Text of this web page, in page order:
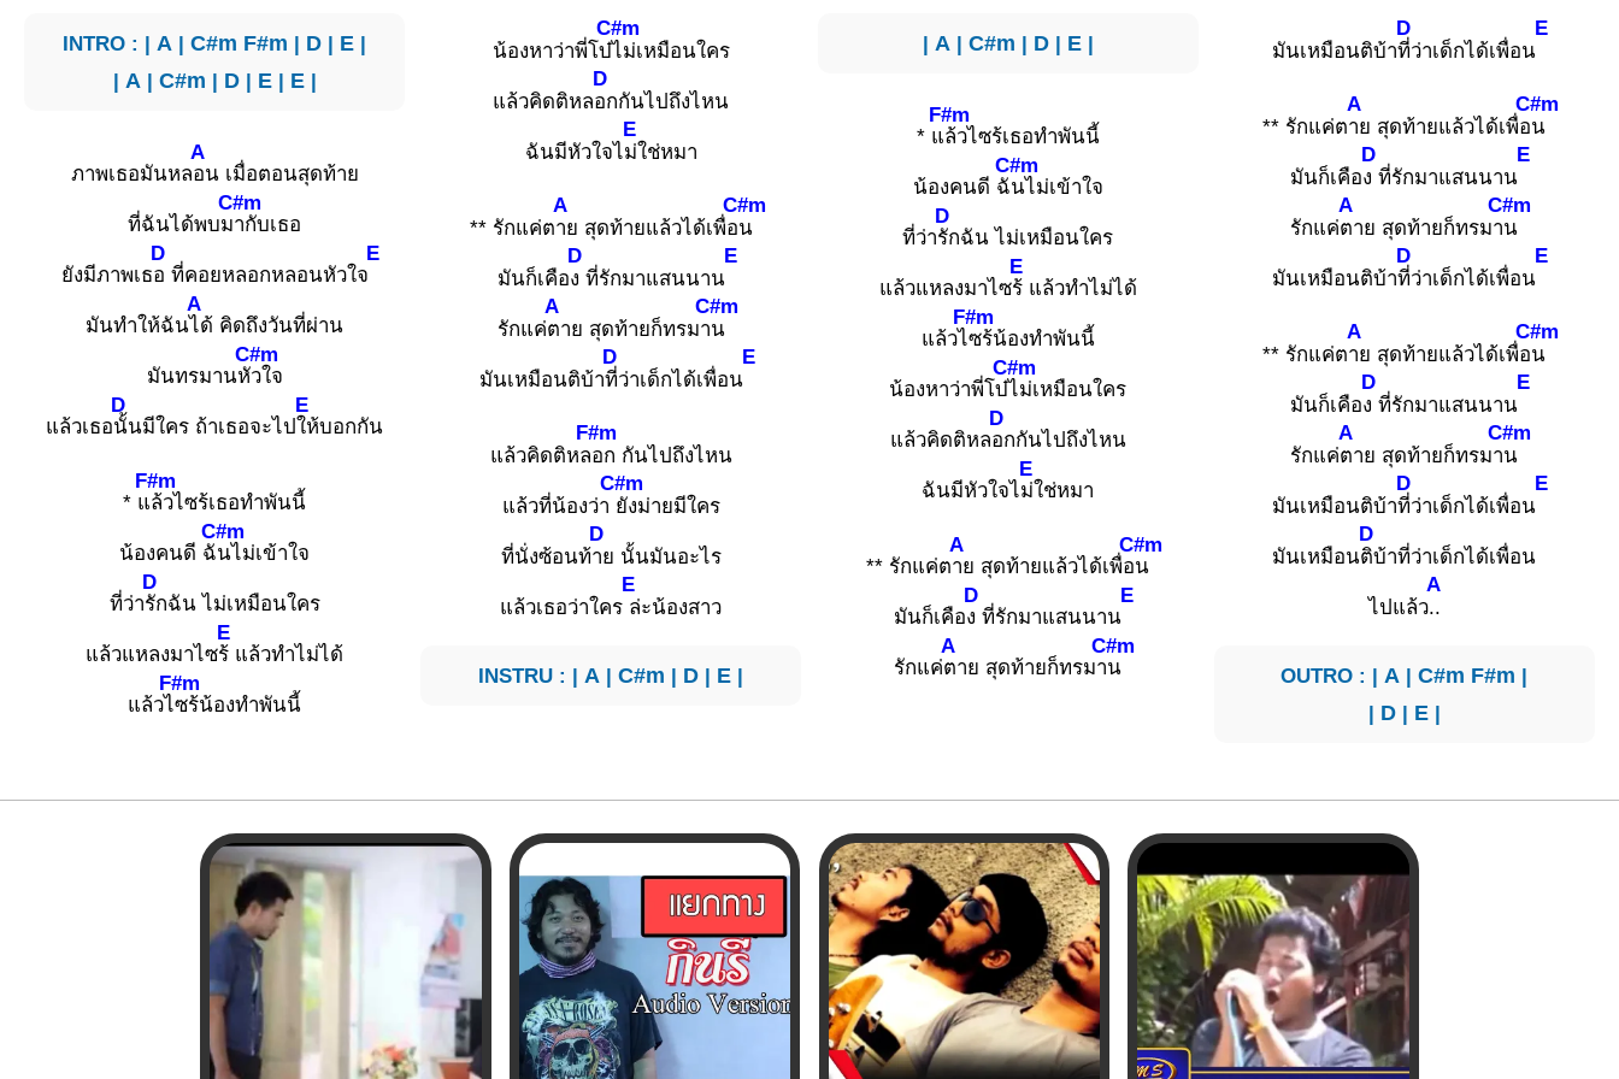
INTRO : | A |C#m F#m | D | E |
| A | C#m | D| E| E|
ภาพเธอมันหล
A
อน เมื่อตอนสุดท้าย
ที่ฉันได้พบม
C#m
ากับเธอ
ยังมีภาพเธ
D
อ ที่คอยหลอกหลอนหัวใจ
E
มันทำให้ฉัน
A
ได้ คิดถึงวันที่ผ่าน
มันทรมานหั
C#m
วใจ
แล้วเธอ
D
นั้นมีใคร ถ้าเธอจะไป
E
ให้บอกกัน
* แ
F#m
ล้วไซร้เธอทำพันนี้
น้องคนดี ฉั
C#m
นไม่เข้าใจ
ที่ว่า
D
รักฉัน ไม่เหมือนใคร
แล้วแหลงมาไซ
E
ร้ แล้วทำไม่ได้
แล้วไ
F#m
ซร้น้องทำพันนี้
น้องหาว่าพี่โบ๋
C#m
ไม่เหมือนใคร
แล้วคิดติหล
D
อกกันไปถึงไหน
ฉันมีหัวใจไ
E
ม่ใช่หมา
** รักแค่ต
A
าย สุดท้ายแล้วได้เพื่อ
C#m
น
มันก็เคือ
D
ง ที่รักมาแสนนาน
E
รักแค่
A
ตาย สุดท้ายก็ทรมา
C#m
น
มันเหมือนติบ้า
D
ที่ว่าเด็กได้เพื่อน
E
แล้วคิดติหล
F#m
อก กันไปถึงไหน
แล้วที่น้องว่า
C#m
ยังม่ายมีใคร
ที่นั่งซ้อนท้
D
าย นั้นมันอะไร
แล้วเธอว่าใคร
E
ล่ะน้องสาว
INSTRU : | A |C#m | D | E |
| A | C#m | D| E|
* แ
F#m
ล้วไซร้เธอทำพันนี้
น้องคนดี ฉั
C#m
นไม่เข้าใจ
ที่ว่า
D
รักฉัน ไม่เหมือนใคร
แล้วแหลงมาไซ
E
ร้ แล้วทำไม่ได้
แล้วไ
F#m
ซร้น้องทำพันนี้
น้องหาว่าพี่โบ๋
C#m
ไม่เหมือนใคร
แล้วคิดติหล
D
อกกันไปถึงไหน
ฉันมีหัวใจไ
E
ม่ใช่หมา
** รักแค่ต
A
าย สุดท้ายแล้วได้เพื่อ
C#m
น
มันก็เคือ
D
ง ที่รักมาแสนนาน
E
รักแค่
A
ตาย สุดท้ายก็ทรมา
C#m
น
มันเหมือนติบ้า
D
ที่ว่าเด็กได้เพื่อน
E
** รักแค่ต
A
าย สุดท้ายแล้วได้เพื่อ
C#m
น
มันก็เคือ
D
ง ที่รักมาแสนนาน
E
รักแค่
A
ตาย สุดท้ายก็ทรมา
C#m
น
มันเหมือนติบ้า
D
ที่ว่าเด็กได้เพื่อน
E
** รักแค่ต
A
าย สุดท้ายแล้วได้เพื่อ
C#m
น
มันก็เคือ
D
ง ที่รักมาแสนนาน
E
รักแค่
A
ตาย สุดท้ายก็ทรมา
C#m
น
มันเหมือนติบ้า
D
ที่ว่าเด็กได้เพื่อน
E
มันเหมือน
D
ติบ้าที่ว่าเด็กได้เพื่อน
ไ­ปแล้ว
A
..
OUTRO : | A |C#m F#m |
| D| E|